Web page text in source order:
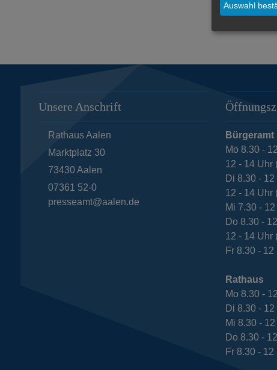
Unsere Anschrift
Rathaus Aalen
Marktplatz 30
73430 Aalen
07361 52-0
presseamt@aalen.de
Bürgeramt
Mo 8.30 -
12 - 14 Uhr
Di 8.30 -
12 - 14 Uhr
Mi 7.30 -
Do 8.30 -
12 - 14 Uhr
Fr 8.30 - 12
Rathaus
Mo 8.30 -
Di 8.30 -
Mi 8.30 -
Do 8.30 -
Fr 8.30 - 12
Auswahl